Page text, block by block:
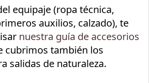
equipaje (ropa técnica,
auxilios, calzado), te
nuestra guía de accesorios
cubrimos también los
salidas de naturaleza.